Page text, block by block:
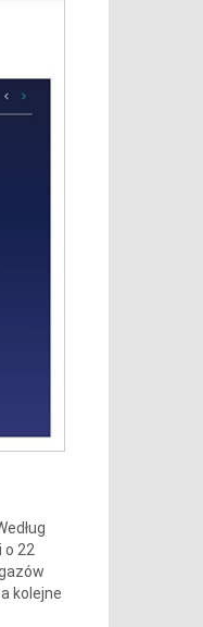
22
kolejne